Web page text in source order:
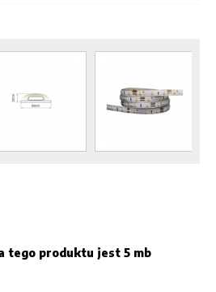
tego produktu jest 5 mb